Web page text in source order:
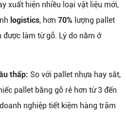
xuất hiện nhiều loại vật liệu mới,
logistics, hơn 70% lượng pallet
được làm từ gỗ. Lý do nằm ở
thấp: So với pallet nhựa hay sắt,
pallet bằng gỗ rẻ hơn từ 3 đến
nghiệp tiết kiệm hàng trăm